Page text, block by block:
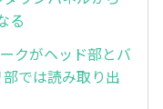
る
クがヘッド部とバ
では読み取り出